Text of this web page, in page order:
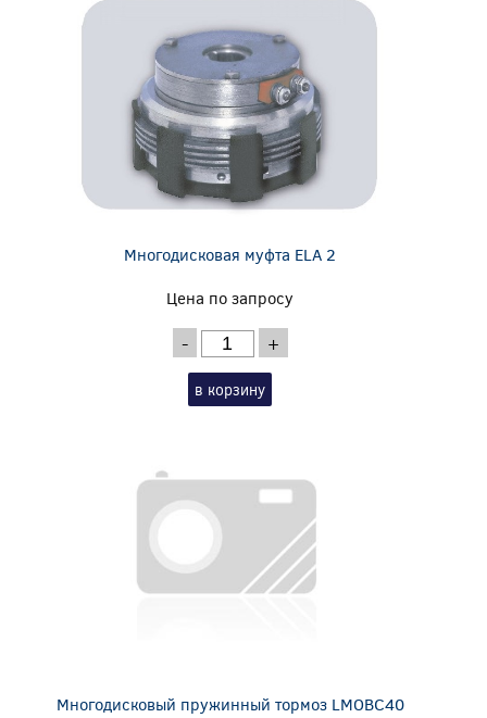
Многодисковая муфта ELA 2
Цена по запросу
- +
в корзину
Многодисковый пружинный тормоз LMOBC40